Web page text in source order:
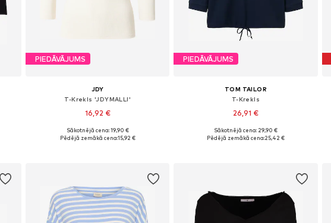
PIEDĀVĀJUMS
JDY
T-Krekls 'JDYMALLI'
16,92 €
Pieejamie izmēri: XS, S, M, L, XL
Sākotnējā cena: 19,90 €
Pēdējā zemākā cena:15,92 €
PIEDĀVĀJUMS
TOM TAILOR
T-Krekls
26,91 €
Pieejamie izmēri: XS, S, M
Sākotnējā cena: 29,90 €
Pēdējā zemākā cena:25,42 €